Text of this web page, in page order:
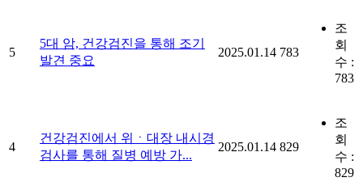
5
5대 암, 건강검진을 통해 조기
발견 중요
2025.01.14 783
조
회
수 :
783
4
건강검진에서 위ㆍ대장 내시경
검사를 통해 질병 예방 가...
2025.01.14 829
조
회
수 :
829